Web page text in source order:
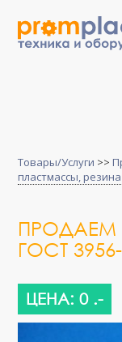
Товары/Услуги >>
пластмассы, резина
ПРОДАЕМ
ГОСТ
ЦЕНА: 0 .-